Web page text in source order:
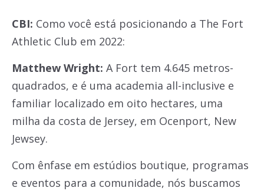
CBI: Como você está posicionando a The Fort
Athletic Club em 2022:
Matthew Wright: A Fort tem 4.645 metros-
quadrados, e é uma academia all-inclusive e
familiar localizado em oito hectares, uma
milha da costa de Jersey, em Ocenport, New
Jewsey.
Com ênfase em estúdios boutique, programas
e eventos para a comunidade, nós buscamos